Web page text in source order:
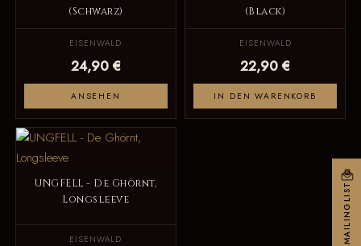
(Schwarz)
EISENWALD
24,90 €
ANSEHEN
(Black)
EISENWALD
22,90 €
IN DEN WARENKORB
UNGFELL - De Ghörnt,
Longsleeve
EISENWALD MAILINGLIST